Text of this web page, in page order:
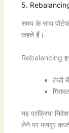
5.
समय के साथ
कहते हैं।
Rebalancing
तेजी में
यह प्रक्रिया
लेने पर मजबूर